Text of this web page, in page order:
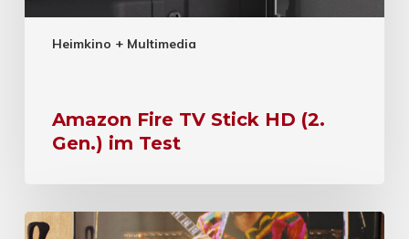
Heimkino + Multimedia
Amazon Fire TV Stick HD (2.
Gen.) im Test